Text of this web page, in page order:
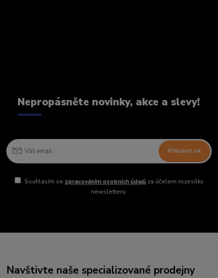
Nepropásněte novinky, akce a slevy!
Přihlásit se
Souhlasím se zpracováním osobních údajůza účelem rozesílky
newsletteru.
Navštivte naše specializované prodejny